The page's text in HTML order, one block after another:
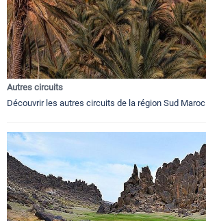
Autres circuits
Découvrir les autres circuits de la région Sud Maroc